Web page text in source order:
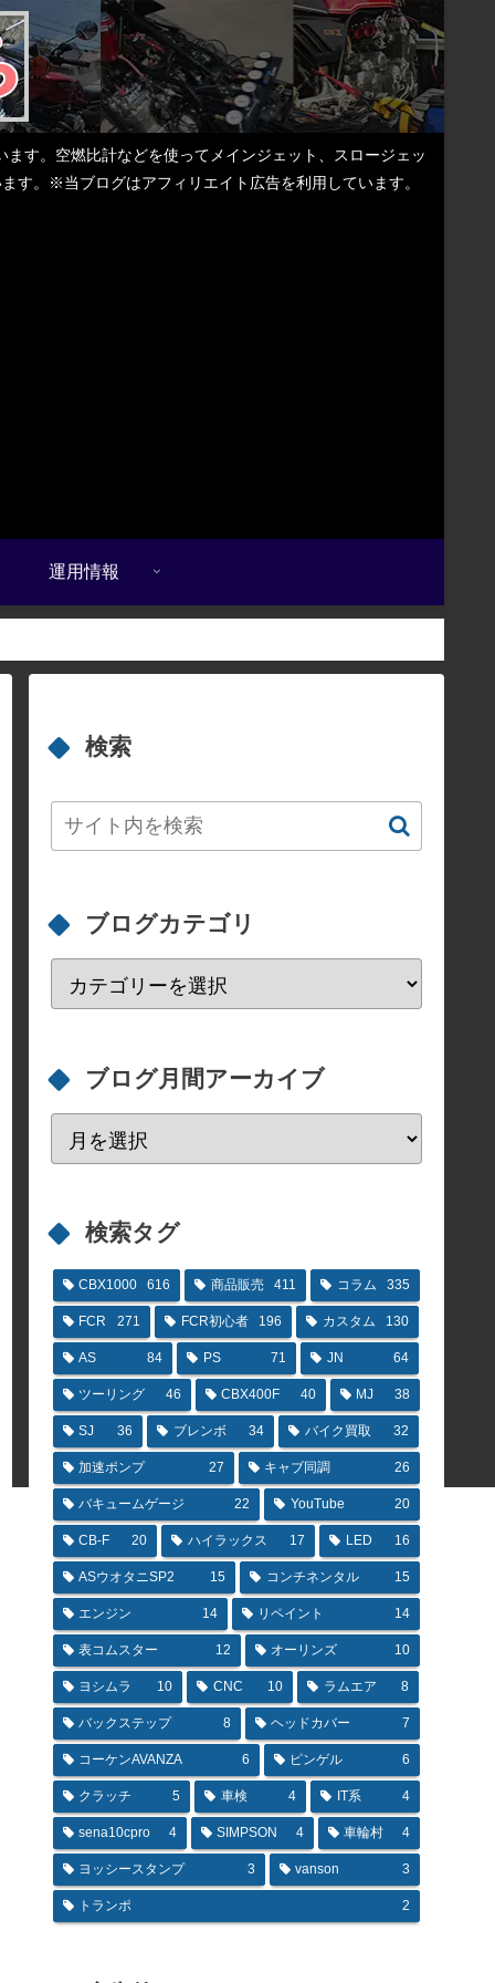
す。空燃比計などを使ってメインジェット、スロージェッ
す。※当ブログはアフィリエイト広告を利用しています。
運用情報
検索
ブログカテゴリ
ブログ月間アーカイブ
検索タグ
CBX1000 616 商品販売 411 コラム 335
FCR 271 FCR初心者 196 カスタム 130
AS 84 PS 71 JN 64
ツーリング 46 CBX400F 40 MJ 38
SJ 36 ブレンボ 34 バイク買取 32
加速ポンプ 27 キャブ同調 26
バキュームゲージ 22 YouTube 20
CB-F 20 ハイラックス 17 LED 16
ASウオタニSP2 15 コンチネンタル 15
エンジン 14 リペイント 14
表コムスター 12 オーリンズ 10
ヨシムラ 10 CNC 10 ラムエア 8
バックステップ 8 ヘッドカバー 7
コーケンAVANZA 6 ピンゲル 6
クラッチ 5 車検 4 IT系 4
sena10cpro 4 SIMPSON 4 車輪村 4
ヨッシースタンプ 3 vanson 3
トランポ 2